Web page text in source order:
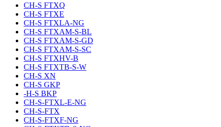
CH-S FTXQ
CH-S FTXE
CH-S FTXLA-NG
CH-S FTXAM-S-BL
CH-S FTXAM-S-GD
CH-S FTXAM-S-SC
CH-S FTXHV-B
CH-S FTXTB-S-W
CH-S XN
CH-S GKP
-H-S BKP
CH-S-FTXL-E-NG
CH-S-FTX
CH-S-FTXF-NG